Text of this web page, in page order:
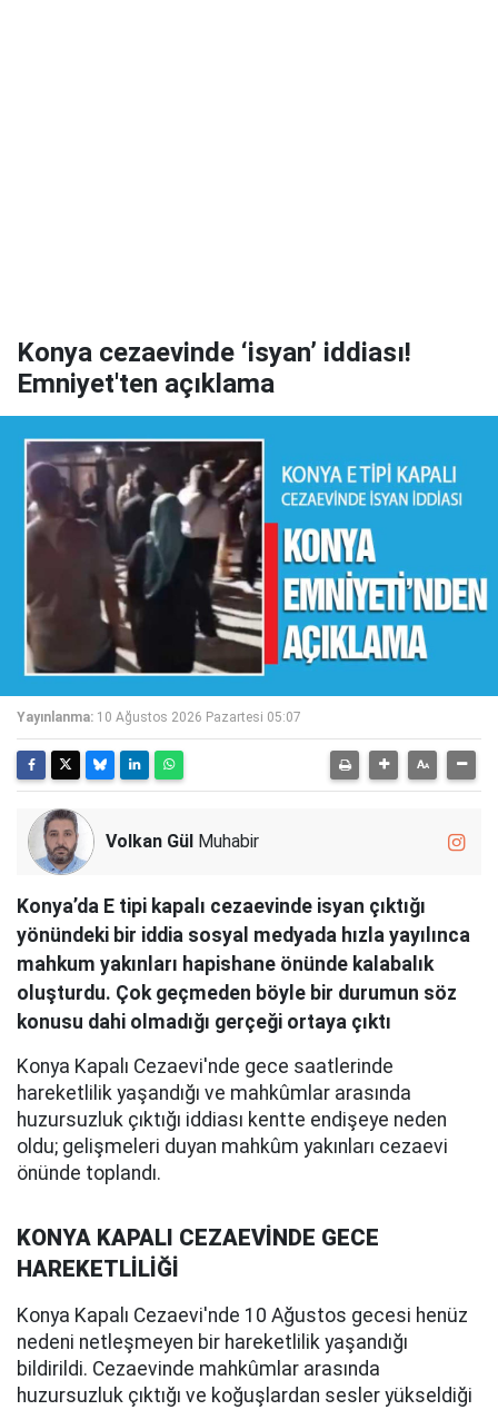
Konya cezaevinde ‘isyan’ iddiası!
Emniyet'ten açıklama
Yayınlanma: 10 Ağustos 2026 Pazartesi 05:07
Volkan Gül Muhabir
Konya’da E tipi kapalı cezaevinde isyan çıktığı
yönündeki bir iddia sosyal medyada hızla yayılınca
mahkum yakınları hapishane önünde kalabalık
oluşturdu. Çok geçmeden böyle bir durumun söz
konusu dahi olmadığı gerçeği ortaya çıktı
Konya Kapalı Cezaevi'nde gece saatlerinde
hareketlilik yaşandığı ve mahkûmlar arasında
huzursuzluk çıktığı iddiası kentte endişeye neden
oldu; gelişmeleri duyan mahkûm yakınları cezaevi
önünde toplandı.
KONYA KAPALI CEZAEVİNDE GECE
HAREKETLİLİĞİ
Konya Kapalı Cezaevi'nde 10 Ağustos gecesi henüz
nedeni netleşmeyen bir hareketlilik yaşandığı
bildirildi. Cezaevinde mahkûmlar arasında
huzursuzluk çıktığı ve koğuşlardan sesler yükseldiği